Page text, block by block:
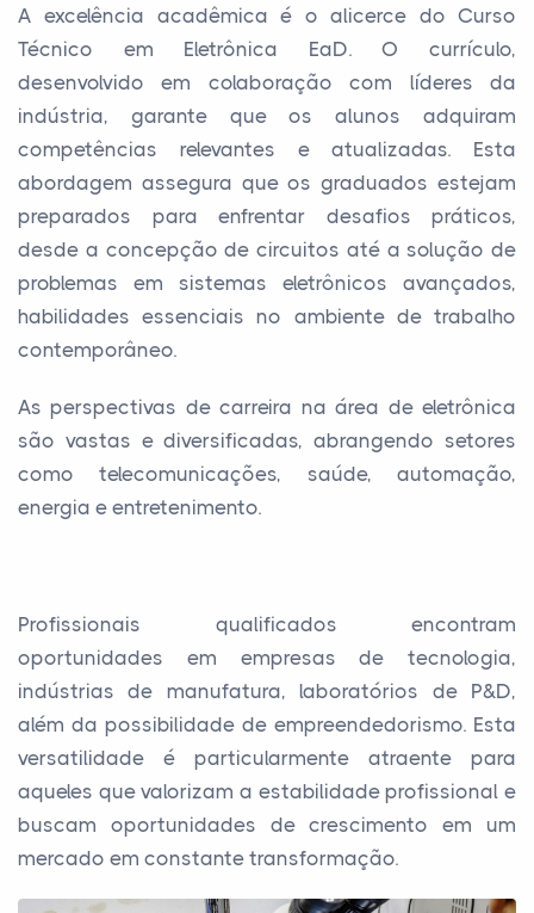
A excelência acadêmica é o alicerce do Curso
Técnico em Eletrônica EaD. O currículo,
desenvolvido em colaboração com líderes da
indústria, garante que os alunos adquiram
competências relevantes e atualizadas. Esta
abordagem assegura que os graduados estejam
preparados para enfrentar desafios práticos,
desde a concepção de circuitos até a solução de
problemas em sistemas eletrônicos avançados,
habilidades essenciais no ambiente de trabalho
contemporâneo.
As perspectivas de carreira na área de eletrônica
são vastas e diversificadas, abrangendo setores
como telecomunicações, saúde, automação,
energia e entretenimento.
Profissionais qualificados encontram
oportunidades em empresas de tecnologia,
indústrias de manufatura, laboratórios de P&D,
além da possibilidade de empreendedorismo. Esta
versatilidade é particularmente atraente para
aqueles que valorizam a estabilidade profissional e
buscam oportunidades de crescimento em um
mercado em constante transformação.